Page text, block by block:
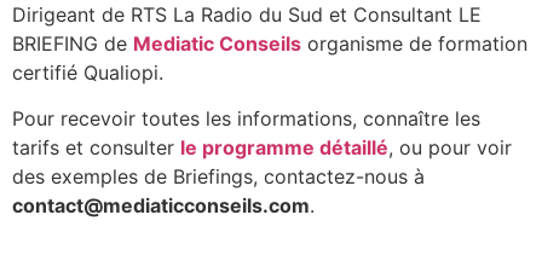
Dirigeant de RTS La Radio du Sud et Consultant LE
BRIEFING de Mediatic Conseils organisme de formation
certifié Qualiopi.
Pour recevoir toutes les informations, connaître les
tarifs et consulter le programme détaillé, ou pour voir
des exemples de Briefings, contactez-nous à
contact@mediaticconseils.com.